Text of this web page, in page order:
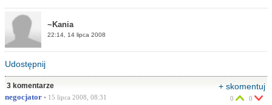
~Kania
22:14, 14 lipca 2008
Udostępnij
3 komentarze + skomentuj
negocjator • 15 lipca 2008, 08:31 0 0